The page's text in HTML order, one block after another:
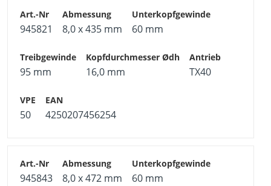
945821 8,0 x 435 mm 60 mm
95 mm 16,0 mm TX40
50 4250207456254
945843 8,0 x 472 mm 60 mm